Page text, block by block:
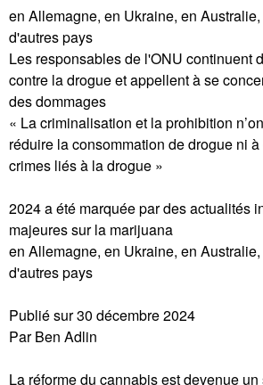
en Allemagne, en Ukraine, en
d'autres pays
Les responsables de l'ONU continuent
contre la drogue et appellent à se
des dommages
« La criminalisation et la prohibition
réduire la consommation de drogue ni
crimes liés à la drogue »
2024 a été marquée par des actualités
majeures sur la marijuana
en Allemagne, en Ukraine, en
d'autres pays
Publié sur 30 décembre 2024
Par Ben Adlin
La réforme du cannabis est devenue